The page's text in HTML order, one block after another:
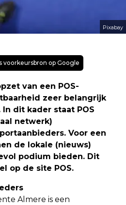
Pixabay
voorkeursbron op Google
van een POS-
zeer belangrijk
dit kader staat POS
netwerk)
Voor een
de lokale (nieuws)
podium bieden. Dit
op de site POS.
Almere is een